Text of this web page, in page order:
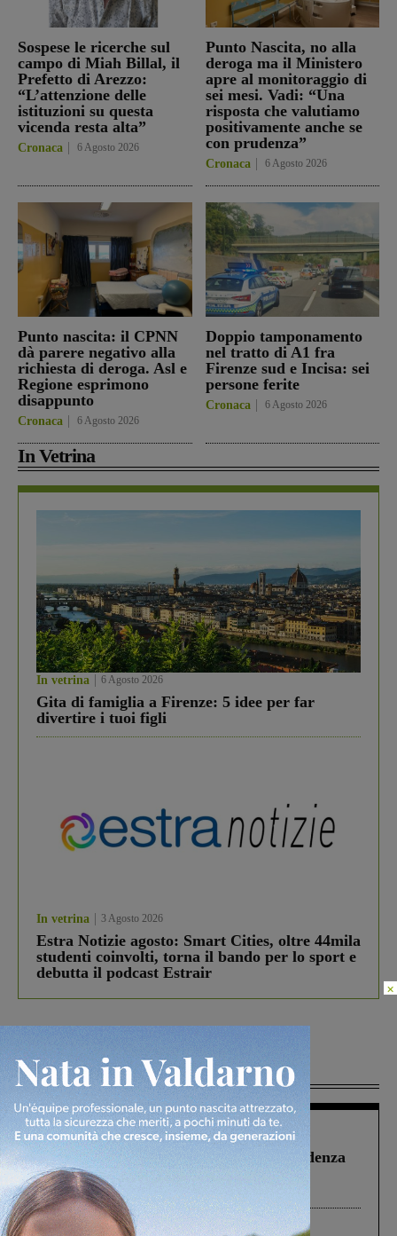
Sospese le ricerche sul
campo di Miah Billal, il
Prefetto di Arezzo:
“L’attenzione delle
istituzioni su questa
vicenda resta alta”
Cronaca 6 Agosto 2026
Punto Nascita, no alla
deroga ma il Ministero
apre al monitoraggio di
sei mesi. Vadi: “Una
risposta che valutiamo
positivamente anche se
con prudenza”
Cronaca 6 Agosto 2026
Punto nascita: il CPNN
dà parere negativo alla
richiesta di deroga. Asl e
Regione esprimono
disappunto
Cronaca 6 Agosto 2026
Doppio tamponamento
nel tratto di A1 fra
Firenze sud e Incisa: sei
persone ferite
Cronaca 6 Agosto 2026
In Vetrina
In vetrina 6 Agosto 2026
Gita di famiglia a Firenze: 5 idee per far
divertire i tuoi figli
In vetrina 3 Agosto 2026
Estra Notizie agosto: Smart Cities, oltre 44mila
studenti coinvolti, torna il bando per lo sport e
debutta il podcast Estrair
Più lette
Figline Incisa Valdarno 1 Agosto 2026
Piscina di Figline finanziata oltre la scadenza
Pnrr, il gruppo di Fratelli d’Italia: “Un
ringraziamento al Governo”
Cronaca 4 Agosto 2026
×